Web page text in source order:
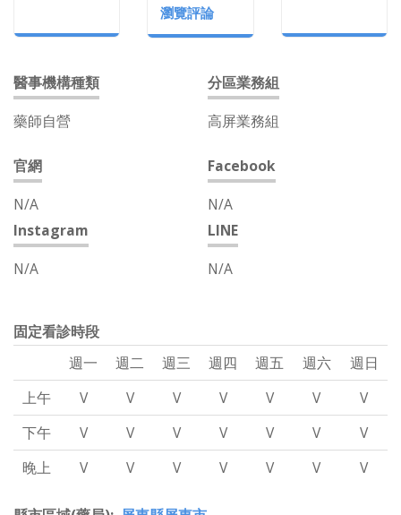
瀏覽評論
醫事機構種類
藥師自營
分區業務組
高屏業務組
官網
N/A
Facebook
N/A
Instagram
N/A
LINE
N/A
固定看診時段
週一
週二 週三 週四 週五 週六
週日
上午
V V V V V V
V
下午
V V V V V V
V
晚上
V V V V V V V